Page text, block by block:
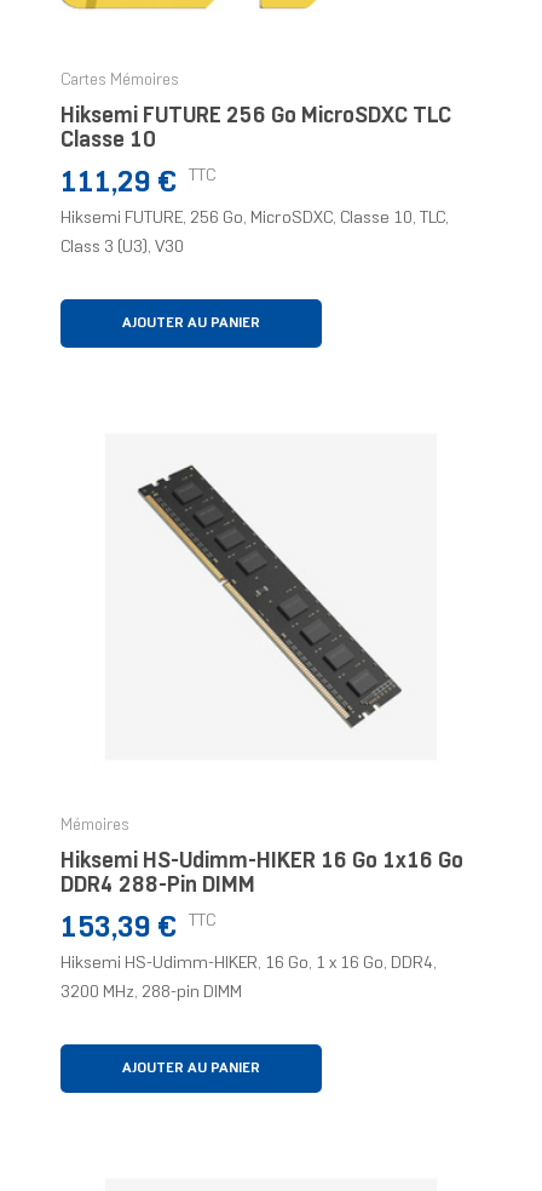
Cartes Mémoires
Hiksemi FUTURE 256 Go MicroSDXC TLC
Classe 10
Prix
111,29 € TTC
Hiksemi FUTURE, 256 Go, MicroSDXC, Classe 10, TLC,
Class 3 (U3), V30
AJOUTER AU PANIER
Mémoires
Hiksemi HS-Udimm-HIKER 16 Go 1x16 Go
DDR4 288-Pin DIMM
Prix
153,39 € TTC
Hiksemi HS-Udimm-HIKER, 16 Go, 1 x 16 Go, DDR4,
3200 MHz, 288-pin DIMM
AJOUTER AU PANIER